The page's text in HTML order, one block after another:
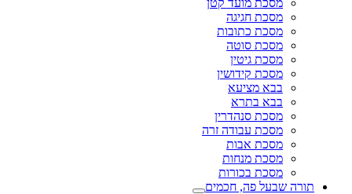
מסכת מועד קטן
מסכת חגיגה
מסכת כתובות
מסכת סוטה
מסכת גיטין
מסכת קידושין
בבא מציעא
בבא בתרא
מסכת סנהדרין
מסכת עבודה זרה
מסכת אבות
מסכת מנחות
מסכת בכורות
תורה שבעל פה, חכמים